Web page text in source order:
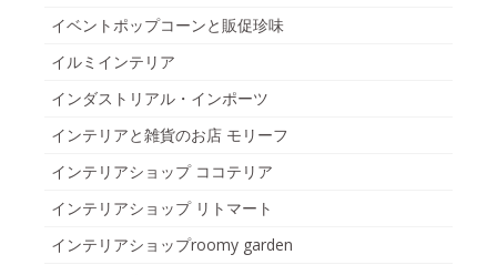
イベントポップコーンと販促珍味
イルミインテリア
インダストリアル・インポーツ
インテリアと雑貨のお店 モリーフ
インテリアショップ ココテリア
インテリアショップ リトマート
インテリアショップroomy garden